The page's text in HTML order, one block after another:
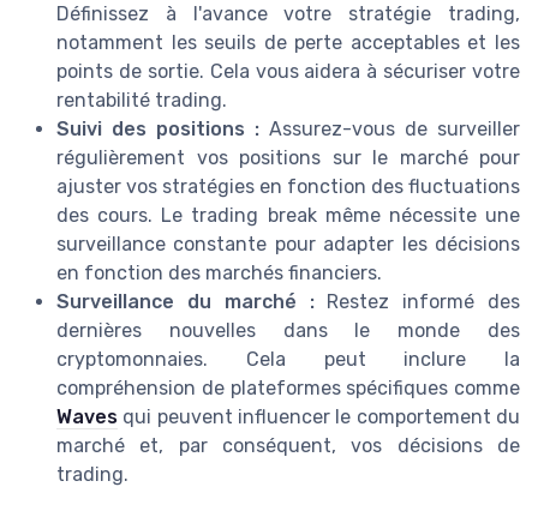
Définissez à l'avance votre stratégie trading,
notamment les seuils de perte acceptables et les
points de sortie. Cela vous aidera à sécuriser votre
rentabilité trading.
Suivi des positions : Assurez-vous de surveiller
régulièrement vos positions sur le marché pour
ajuster vos stratégies en fonction des fluctuations
des cours. Le trading break même nécessite une
surveillance constante pour adapter les décisions
en fonction des marchés financiers.
Surveillance du marché :Restez informé des
dernières nouvelles dans le monde des
cryptomonnaies. Cela peut inclure la
compréhension de plateformes spécifiques comme
Waves qui peuvent influencer le comportement du
marché et, par conséquent, vos décisions de
trading.